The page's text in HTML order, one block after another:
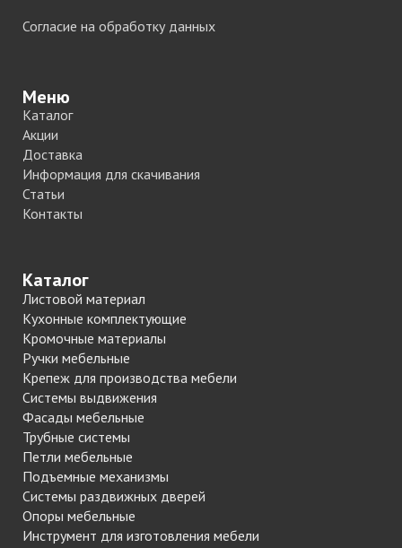
Согласие на обработку данных
Меню
Каталог
Акции
Доставка
Информация для скачивания
Статьи
Контакты
Каталог
Листовой материал
Кухонные комплектующие
Кромочные материалы
Ручки мебельные
Крепеж для производства мебели
Системы выдвижения
Фасады мебельные
Трубные системы
Петли мебельные
Подъемные механизмы
Системы раздвижных дверей
Опоры мебельные
Инструмент для изготовления мебели